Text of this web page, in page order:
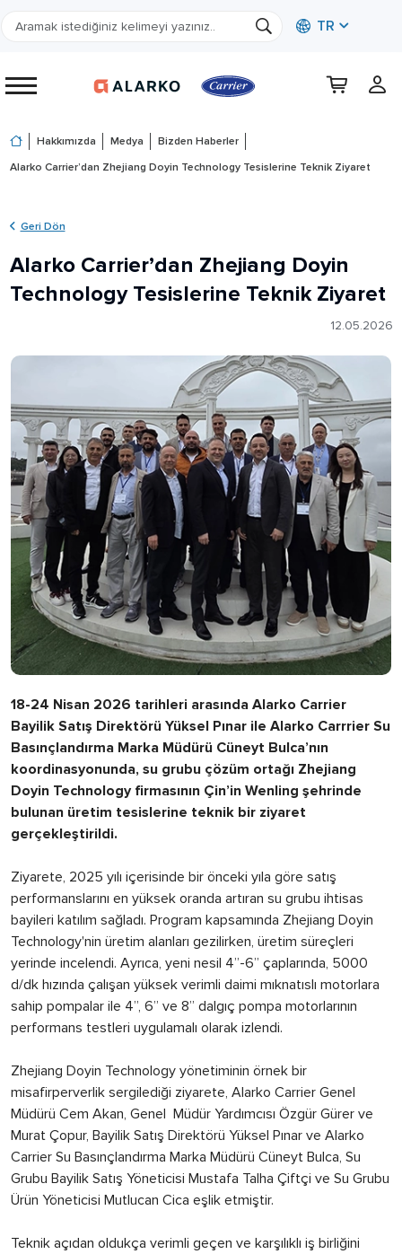
TR
Hakkımızda Medya
Bizden Haberler
Alarko Carrier’dan Zhejiang Doyin Technology Tesislerine Teknik Ziyaret
Geri Dön
Alarko Carrier’dan Zhejiang Doyin
Technology Tesislerine Teknik Ziyaret
12.05.2026
18-24 Nisan 2026 tarihleri arasında Alarko Carrier
Bayilik Satış Direktörü Yüksel Pınar ile Alarko Carrrier Su
Basınçlandırma Marka Müdürü Cüneyt Bulca’nın
koordinasyonunda, su grubu çözüm ortağı Zhejiang
Doyin Technology firmasının Çin’in Wenling şehrinde
bulunan üretim tesislerine teknik bir ziyaret
gerçekleştirildi.
Ziyarete, 2025 yılı içerisinde bir önceki yıla göre satış
performanslarını en yüksek oranda artıran su grubu ihtisas
bayileri katılım sağladı. Program kapsamında Zhejiang Doyin
Technology'nin üretim alanları gezilirken, üretim süreçleri
yerinde incelendi. Ayrıca, yeni nesil 4”-6” çaplarında, 5000
d/dk hızında çalışan yüksek verimli daimi mıknatıslı motorlara
sahip pompalar ile 4”, 6” ve 8” dalgıç pompa motorlarının
performans testleri uygulamalı olarak izlendi.
Zhejiang Doyin Technology yönetiminin örnek bir
misafirperverlik sergilediği ziyarete, Alarko Carrier Genel
Müdürü Cem Akan, Genel Müdür Yardımcısı Özgür Gürer ve
Murat Çopur, Bayilik Satış Direktörü Yüksel Pınar ve Alarko
Carrier Su Basınçlandırma Marka Müdürü Cüneyt Bulca, Su
Grubu Bayilik Satış Yöneticisi Mustafa Talha Çiftçi ve Su Grubu
Ürün Yöneticisi Mutlucan Cica eşlik etmiştir.
Teknik açıdan oldukça verimli geçen ve karşılıklı iş birliğini